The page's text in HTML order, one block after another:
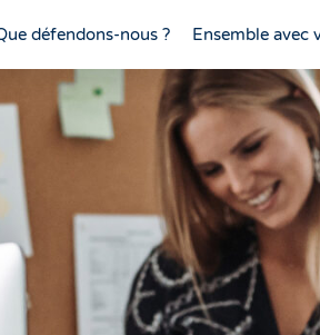
défendons-nous ? Ensemble avec